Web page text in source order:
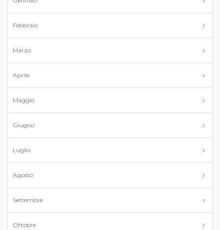
Febbraio
Marzo
Aprile
Maggio
Giugno
Luglio
Agosto
Settembre
Ottobre